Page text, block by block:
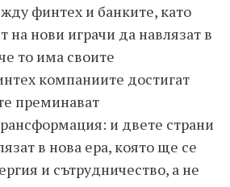
финтех и банките, като
на нови играчи да навлязат в
то има своите
компаниите достигат
преминават
: и двете страни
в нова ера, която ще се
и сътрудничество, а не